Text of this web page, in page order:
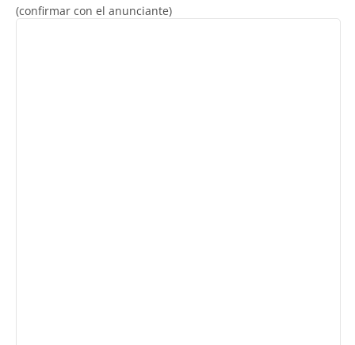
(confirmar con el anunciante)